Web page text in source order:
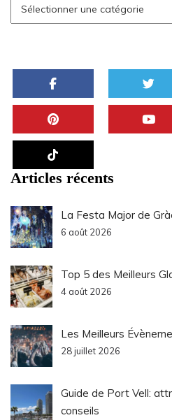
Articles récents
La Festa Major de
6 août 2026
Top 5 des Meilleurs
4 août 2026
Les Meilleurs
28 juillet 2026
Guide de Port Vell:
conseils